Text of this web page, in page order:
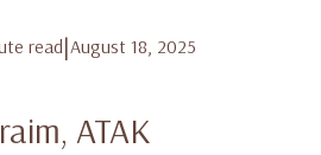
read|August 18, 2025
ATAK